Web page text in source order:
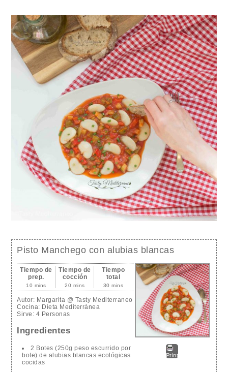
Pisto Manchego con alubias blancas
Print
Tiempo de
prep.
10 mins
Tiempo de
cocción
20 mins
Tiempo
total
30 mins
Autor: Margarita @ Tasty Mediterraneo
Cocina: Dieta Mediterránea
Sirve: 4 Personas
Ingredientes
2 Botes (250g peso escurrido por
bote) de alubias blancas ecológicas
cocidas